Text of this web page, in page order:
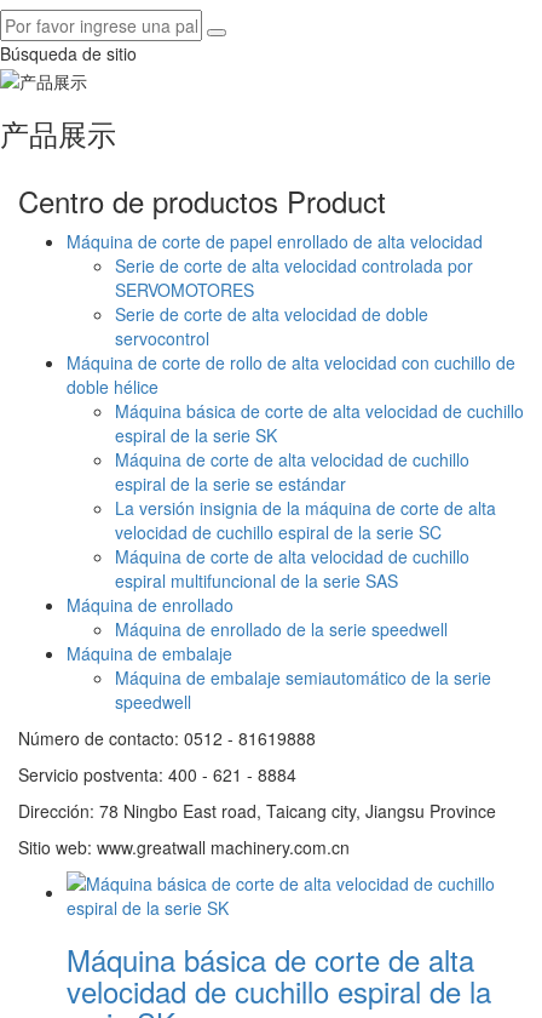
Búsqueda de sitio
产品展示
Centro de productos Product
Máquina de corte de papel enrollado de alta velocidad
Serie de corte de alta velocidad controlada por
SERVOMOTORES
Serie de corte de alta velocidad de doble
servocontrol
Máquina de corte de rollo de alta velocidad con cuchillo de
doble hélice
Máquina básica de corte de alta velocidad de cuchillo
espiral de la serie SK
Máquina de corte de alta velocidad de cuchillo
espiral de la serie se estándar
La versión insignia de la máquina de corte de alta
velocidad de cuchillo espiral de la serie SC
Máquina de corte de alta velocidad de cuchillo
espiral multifuncional de la serie SAS
Máquina de enrollado
Máquina de enrollado de la serie speedwell
Máquina de embalaje
Máquina de embalaje semiautomático de la serie
speedwell
Número de contacto: 0512 - 81619888
Servicio postventa: 400 - 621 - 8884
Dirección: 78 Ningbo East road, Taicang city, Jiangsu Province
Sitio web: www.greatwall machinery.com.cn
Máquina básica de corte de alta
velocidad de cuchillo espiral de la